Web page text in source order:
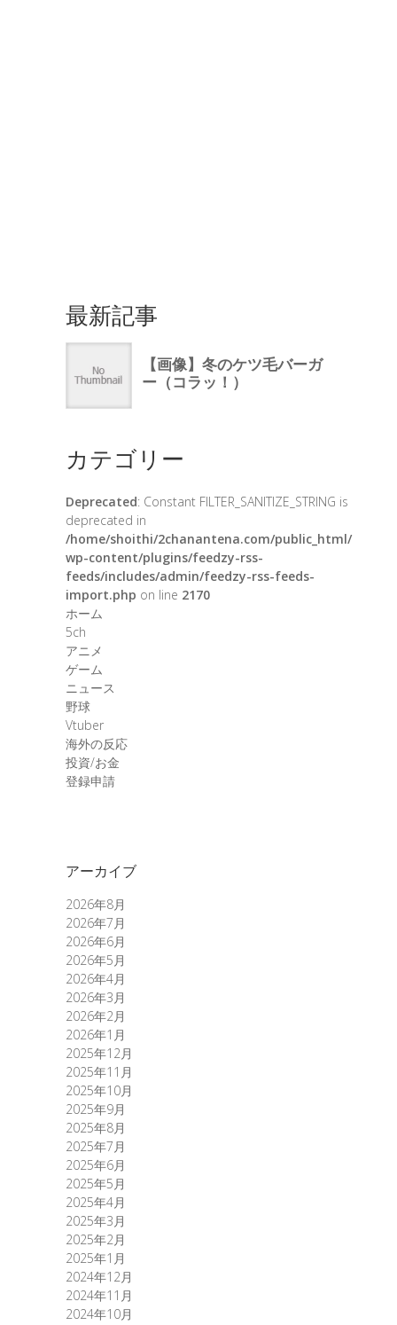
最新記事
カテゴリー
Deprecated: Constant FILTER_SANITIZE_STRING is
deprecated in
/home/shoithi/2chanantena.com/public_html/
wp-content/plugins/feedzy-rss-
feeds/includes/admin/feedzy-rss-feeds-
import.php on line 2170
ホーム
5ch
アニメ
ゲーム
ニュース
野球
Vtuber
海外の反応
投資/お金
登録申請
アーカイブ
2026年8月
2026年7月
2026年6月
2026年5月
2026年4月
2026年3月
2026年2月
2026年1月
2025年12月
2025年11月
2025年10月
2025年9月
2025年8月
2025年7月
2025年6月
2025年5月
2025年4月
2025年3月
2025年2月
2025年1月
2024年12月
2024年11月
2024年10月